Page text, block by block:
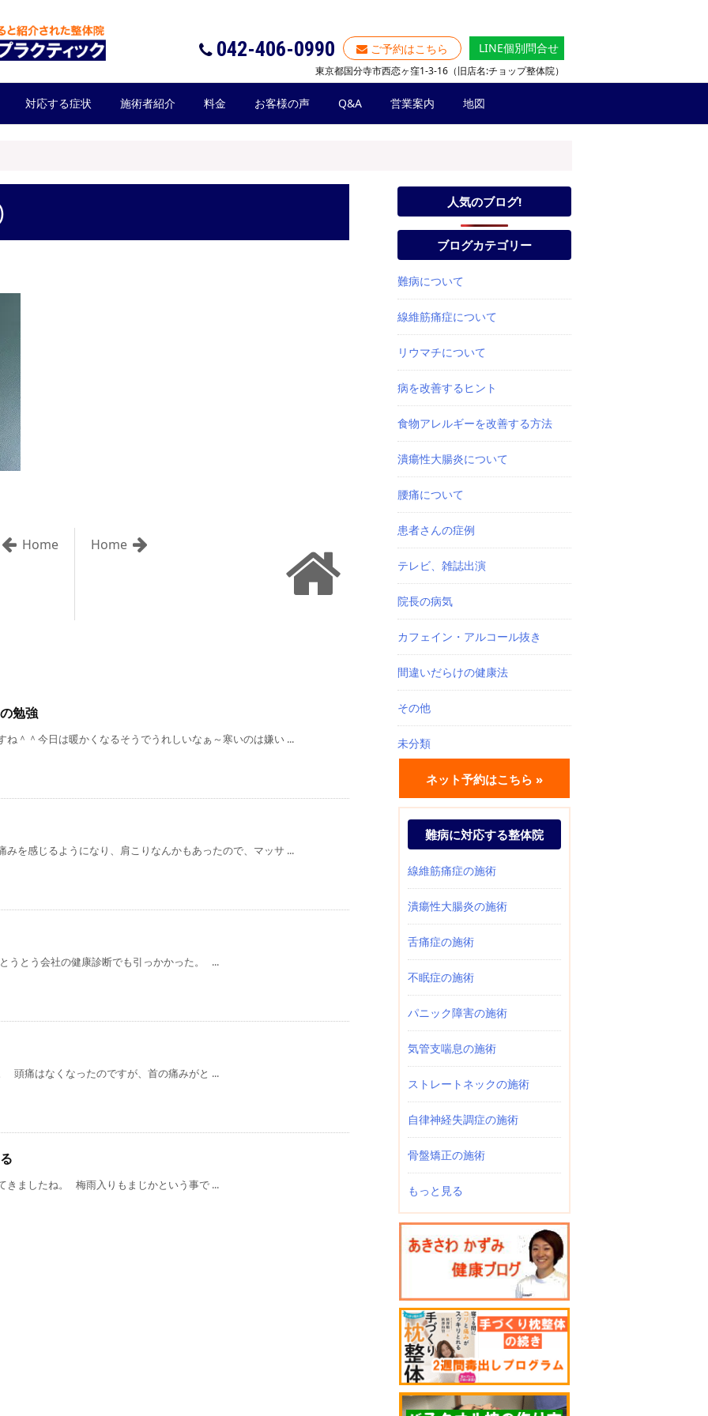
042-406-0990 ご予約はこちら LINE個別問合せ
東京都国分寺市西恋ヶ窪1-3-16（旧店名:チョップ整体院）
対応する症状 施術者紹介 料金 お客様の声 Q&A 営業案内 地図
Home
Home
勉強
ね＾＾今日は暖かくなるそうでうれしいなぁ～寒いのは嫌い ...
みを感じるようになり、肩こりなんかもあったので、マッサ ...
うとう会社の健康診断でも引っかかった。 ...
頭痛はなくなったのですが、首の痛みがと ...
きましたね。 梅雨入りもまじかという事で ...
人気のブログ!
ブログカテゴリー
難病について
線維筋痛症について
リウマチについて
病を改善するヒント
食物アレルギーを改善する方法
潰瘍性大腸炎について
腰痛について
患者さんの症例
テレビ、雑誌出演
院長の病気
カフェイン・アルコール抜き
間違いだらけの健康法
その他
未分類
ネット予約はこちら »
難病に対応する整体院
線維筋痛症の施術
潰瘍性大腸炎の施術
舌痛症の施術
不眠症の施術
パニック障害の施術
気管支喘息の施術
ストレートネックの施術
自律神経失調症の施術
骨盤矯正の施術
もっと見る